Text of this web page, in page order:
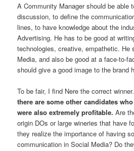
A Community Manager should be able
discussion, to define the
lines, to have knowledge about the
Advertising. He has to be good at
technologies, creative, empathetic. He
Media, and also be good at a face-to-
should give a good image to the brand
To be fair, I find Nere the correct
there are some other candidates
were also extremely profitable. Are
origin DOs or large wineries that have
they realize the importance of having
communication in Social Media? Do